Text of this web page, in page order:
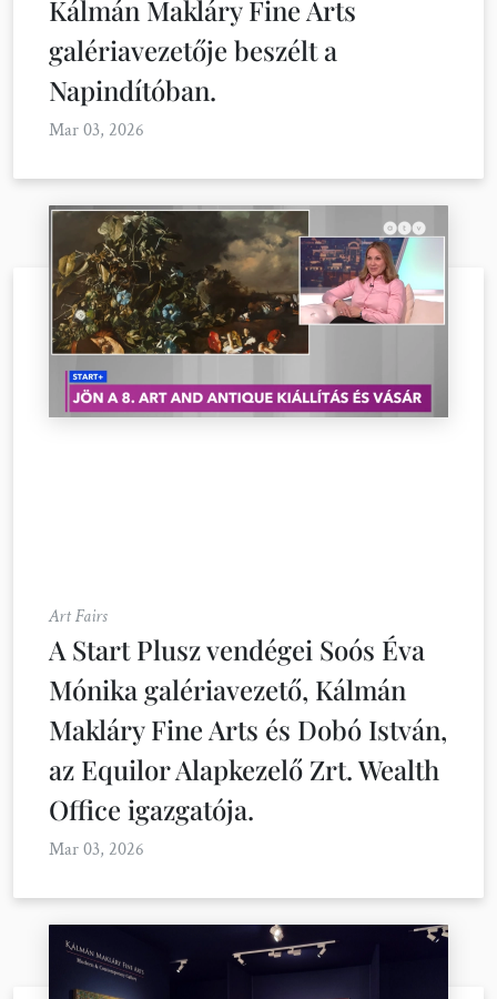
Kálmán Makláry Fine Arts
galériavezetője beszélt a
Napindítóban.
Mar 03, 2026
Art Fairs
A Start Plusz vendégei Soós Éva
Mónika galériavezető, Kálmán
Makláry Fine Arts és Dobó István,
az Equilor Alapkezelő Zrt. Wealth
Office igazgatója.
Mar 03, 2026